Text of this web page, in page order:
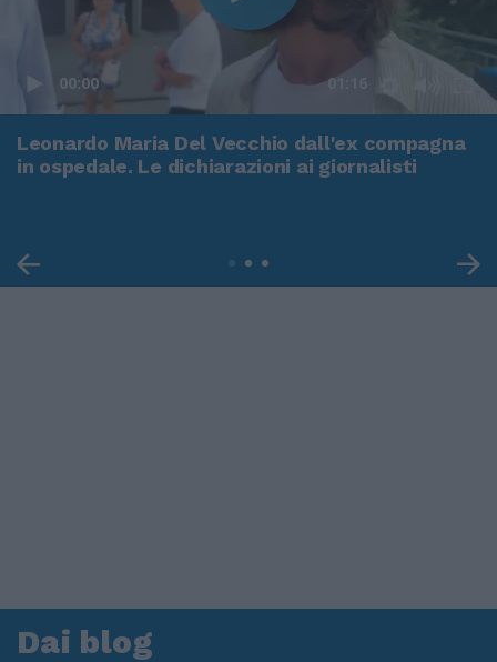
00:00 01:16
Leonardo Maria Del Vecchio dall'ex compagna
in ospedale. Le dichiarazioni ai giornalisti
Dai blog